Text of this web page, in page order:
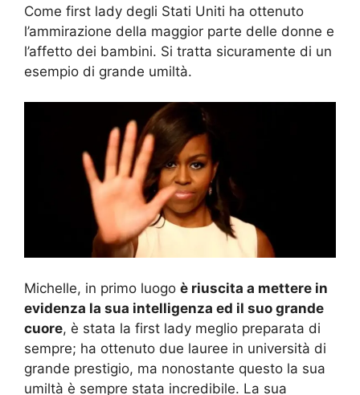
Come first lady degli Stati Uniti ha ottenuto
l’ammirazione della maggior parte delle donne e
l’affetto dei bambini. Si tratta sicuramente di un
esempio di grande umiltà.
Michelle, in primo luogo è riuscita a mettere in
evidenza la sua intelligenza ed il suo grande
cuore, è stata la first lady meglio preparata di
sempre; ha ottenuto due lauree in università di
grande prestigio, ma nonostante questo la sua
umiltà è sempre stata incredibile. La sua